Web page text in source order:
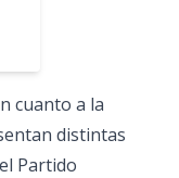
cuanto a la
distintas
Partido